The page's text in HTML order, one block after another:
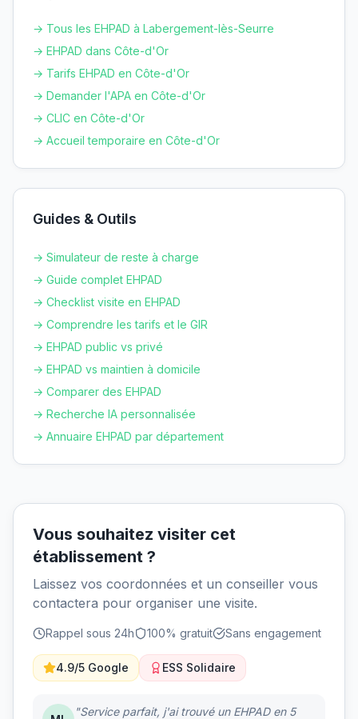
→ Tous les EHPAD à Labergement-lès-Seurre
→ EHPAD dans Côte-d'Or
→ Tarifs EHPAD en Côte-d'Or
→ Demander l'APA en Côte-d'Or
→ CLIC en Côte-d'Or
→ Accueil temporaire en Côte-d'Or
Guides & Outils
→ Simulateur de reste à charge
→ Guide complet EHPAD
→ Checklist visite en EHPAD
→ Comprendre les tarifs et le GIR
→ EHPAD public vs privé
→ EHPAD vs maintien à domicile
→ Comparer des EHPAD
→ Recherche IA personnalisée
→ Annuaire EHPAD par département
Vous souhaitez visiter cet
établissement ?
Laissez vos coordonnées et un conseiller vous
contactera pour organiser une visite.
Rappel sous 24h 100% gratuit Sans engagement
4.9/5 Google ESS Solidaire
"Service parfait, j'ai trouvé un EHPAD en 5